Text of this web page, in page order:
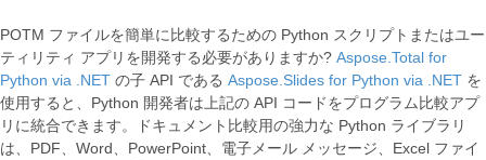
POTM ファイルを簡単に比較するための Python スクリプトまたはユー
ティリティ アプリを開発する必要がありますか? Aspose.Total for
Python via .NET の子 API である Aspose.Slides for Python via .NET を
使用すると、Python 開発者は上記の API コードをプログラム比較アプ
リに統合できます。ドキュメント比較用の強力な Python ライブラリ
は、PDF、Word、PowerPoint、電子メール メッセージ、Excel ファイ